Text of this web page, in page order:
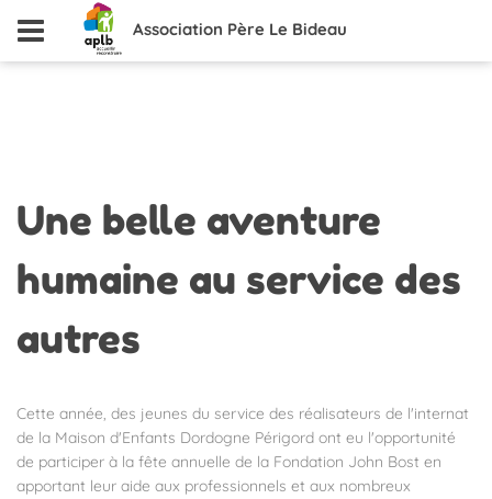
Association Père Le Bideau
Une belle aventure
humaine au service des
autres
Cette année, des jeunes du service des réalisateurs de l'internat
de la Maison d'Enfants Dordogne Périgord ont eu l'opportunité
de participer à la fête annuelle de la Fondation John Bost en
apportant leur aide aux professionnels et aux nombreux